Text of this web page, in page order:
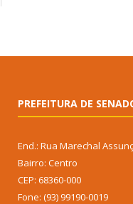
PREFEITURA DE
End.: Rua Marechal
Bairro: Centro
CEP: 68360-000
Fone: (93) 99190-0019